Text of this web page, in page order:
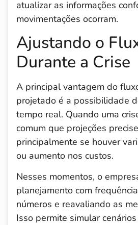
atualizar as informações
movimentações ocorram.
Ajustando o
Durante a Crise
A principal vantagem do
projetado é a possibilidade
tempo real. Quando uma
comum que projeções
principalmente se houver
ou aumento nos custos.
Nesses momentos, o
planejamento com
números e reavaliando as
Isso permite simular